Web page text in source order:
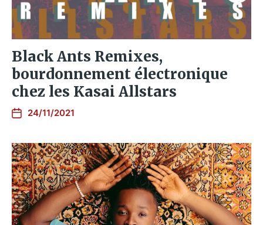
Black Ants Remixes,
bourdonnement électronique
chez les Kasai Allstars
24/11/2021